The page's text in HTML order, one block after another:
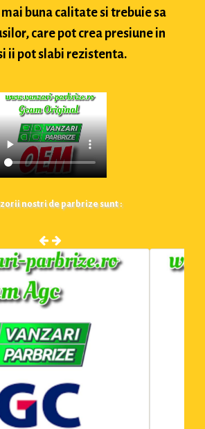
buna calitate si trebuie sa
care pot crea presiune in
ii pot slabi rezistenta.
nostri de parbrize sunt :